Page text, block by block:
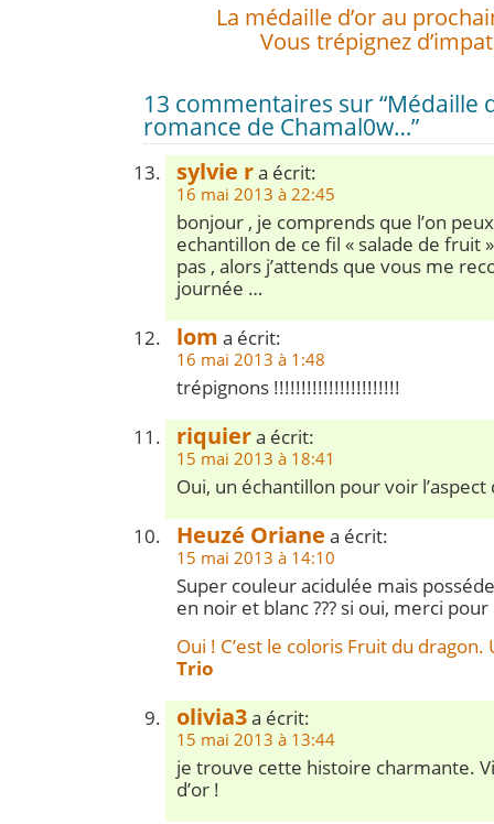
La médaille d’or au
Vous trépignez
13 commentaires sur “Médaille
romance de Chamal0w…”
sylvie ra écrit:
16 mai 2013 à 22:45
bonjour , je comprends que l’on
echantillon de ce fil « salade de fruit
pas , alors j’attends que vous me
journée …
lom a écrit:
16 mai 2013 à 1:48
trépignons !!!!!!!!!!!!!!!!!!!!!!!
riquiera écrit:
15 mai 2013 à 18:41
Oui, un échantillon pour voir
Heuzé Oriane a écrit:
15 mai 2013 à 14:10
Super couleur acidulée mais
en noir et blanc ??? si oui, merci
Oui ! C’est le coloris Fruit du
Trio
olivia3a écrit:
15 mai 2013 à 13:44
je trouve cette histoire charmante.
d’or !